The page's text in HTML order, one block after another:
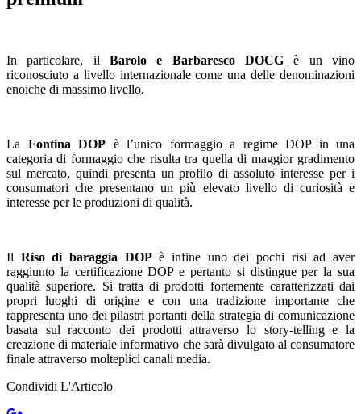
In particolare, il Barolo e Barbaresco DOCGè un vino
riconosciuto a livello internazionale come una delle denominazioni
enoiche di massimo livello.
La Fontina DOP è l’unico formaggio a regime DOP in una
categoria di formaggio che risulta tra quella di maggior gradimento
sul mercato, quindi presenta un profilo di assoluto interesse per i
consumatori che presentano un più elevato livello di curiosità e
interesse per le produzioni di qualità.
Il Riso di baraggia DOPè infine uno dei pochi risi ad aver
raggiunto la certificazione DOP e pertanto si distingue per la sua
qualità superiore. Si tratta di prodotti fortemente caratterizzati dai
propri luoghi di origine e con una tradizione importante che
rappresenta uno dei pilastri portanti della strategia di comunicazione
basata sul racconto dei prodotti attraverso lo story-telling e la
creazione di materiale informativo che sarà divulgato al consumatore
finale attraverso molteplici canali media.
Condividi L'Articolo